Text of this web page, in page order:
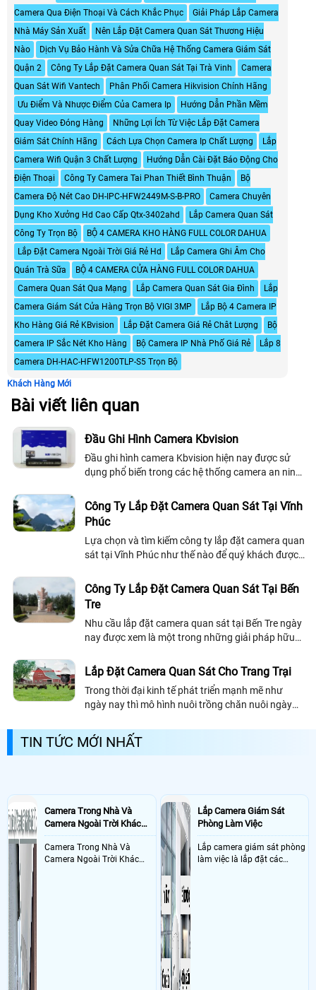
Camera Qua Điện Thoại Và Cách Khắc Phục
Giải Pháp Lắp Camera
Nhà Máy Sản Xuất
Nên Lắp Đặt Camera Quan Sát Thương Hiệu
Nào
Dịch Vụ Bảo Hành Và Sửa Chữa Hệ Thống Camera Giám Sát
Quận 2
Công Ty Lắp Đặt Camera Quan Sát Tại Trà Vinh
Camera
Quan Sát Wifi Vantech
Phân Phối Camera Hikvision Chính Hãng
Ưu Điểm Và Nhược Điểm Của Camera Ip
Hướng Dẫn Phần Mềm
Quay Video Đóng Hàng
Những Lợi Ích Từ Việc Lắp Đặt Camera
Giám Sát Chính Hãng
Cách Lựa Chọn Camera Ip Chất Lượng
Lắp
Camera Wifi Quận 3 Chất Lượng
Hướng Dẫn Cài Đặt Báo Động Cho
Điện Thoại
Công Ty Camera Tai Phan Thiết Bình Thuận
Bộ
Camera Độ Nét Cao DH-IPC-HFW2449M-S-B-PRO
Camera Chuyên
Dụng Kho Xưởng Hd Cao Cấp Qtx-3402ahd
Lắp Camera Quan Sát
Công Ty Trọn Bộ
BỘ 4 CAMERA KHO HÀNG FULL COLOR DAHUA
Lắp Đặt Camera Ngoài Trời Giá Rẻ Hd
Lắp Camera Ghi Âm Cho
Quán Trà Sữa
BỘ 4 CAMERA CỬA HÀNG FULL COLOR DAHUA
Camera Quan Sát Qua Mạng
Lắp Camera Quan Sát Gia Đình
Lắp
Camera Giám Sát Cửa Hàng Trọn Bộ VIGI 3MP
Lắp Bộ 4 Camera IP
Kho Hàng Giá Rẻ KBvision
Lắp Đặt Camera Giá Rẻ Chât Lượng
Bộ
Camera IP Sắc Nét Kho Hàng
Bộ Camera IP Nhà Phố Giá Rẻ
Lắp 8
Camera DH-HAC-HFW1200TLP-S5 Trọn Bộ
Khách Hàng Mới
Bài viết liên quan
Đầu Ghi Hình Camera Kbvision
Đầu ghi hình camera Kbvision hiện nay được sử
dụng phổ biến trong các hệ thống camera an ninh
ty, nhà xưởng, . .
Công Ty Lắp Đặt Camera Quan Sát Tại Vĩnh
Phúc
Lựa chọn và tìm kiếm công ty lắp đặt camera quan
sát tại Vĩnh Phúc như thế nào để quý khách được
chuyên nghiệp. thì sau đây...
Công Ty Lắp Đặt Camera Quan Sát Tại Bến
Tre
Nhu cầu lắp đặt camera quan sát tại Bến Tre ngày
nay được xem là một trong những giải pháp hữu
các doanh nghiệp hoặc hộ gia đình. ...
Lắp Đặt Camera Quan Sát Cho Trang Trại
Trong thời đại kinh tế phát triển mạnh mẽ như
ngày nay thì mô hình nuôi trồng chăn nuôi ngày
kinh doanh mang lại nguồn lợi rất cao
TIN TỨC MỚI NHẤT
Camera Trong Nhà Và
Camera Ngoài Trời Khác
Nhau Như Thế Nào
Camera Trong Nhà Và
Camera Ngoài Trời Khác
Lắp Camera Giám Sát
Phòng Làm Việc
Lắp camera giám sát phòng
làm việc là lắp đặt các